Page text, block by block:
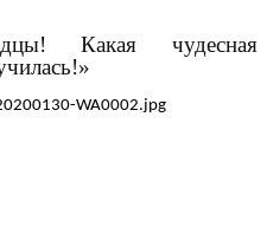
Какая чудесная